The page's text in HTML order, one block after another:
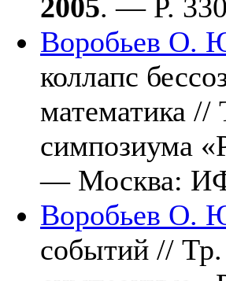
2005. — P. 3
Воробьев О.
коллапс
математика
симпозиума
— Москва:
Воробьев О.
событий //